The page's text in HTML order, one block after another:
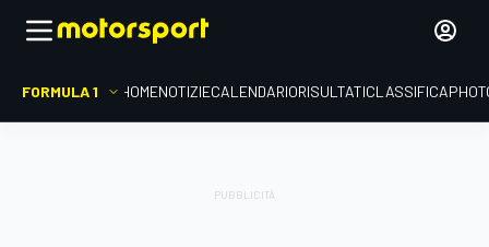
FORMULA 1 HOMENOTIZIECALENDARIORISULTATICLASSIFICA